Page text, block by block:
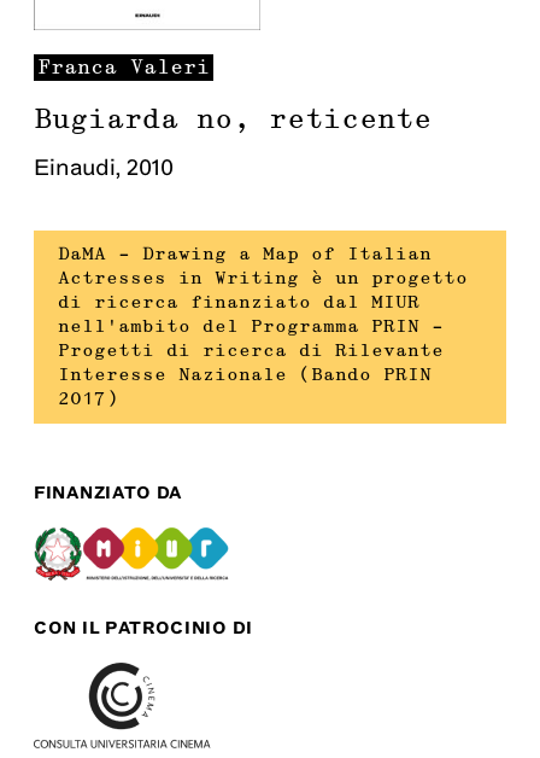
Franca Valeri
Bugiarda no, reticente
Einaudi, 2010
DaMA – Drawing a Map of Italian
Actresses in Writing è un progetto
di ricerca finanziato dal MIUR
nell’ambito del Programma PRIN –
Progetti di ricerca di Rilevante
Interesse Nazionale (Bando PRIN
2017)
FINANZIATO DA
CON IL PATROCINIO DI